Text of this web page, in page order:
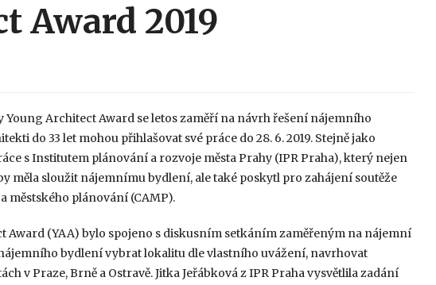
Award 2019
Architect Award se letos zaměří na návrh řešení nájemního
do 33 let mohou přihlašovat své práce do 28. 6. 2019. Stejně jako
s Institutem plánování a rozvoje města Prahy (IPR Praha), který nejen
měla sloužit nájemnímu bydlení, ale také poskytl pro zahájení soutěže
městského plánování (CAMP).
Award (YAA) bylo spojeno s diskusním setkáním zaměřeným na nájemní
bydlení vybrat lokalitu dle vlastního uvážení, navrhovat
v Praze, Brně a Ostravě. Jitka Jeřábková z IPR Praha vysvětlila zadání